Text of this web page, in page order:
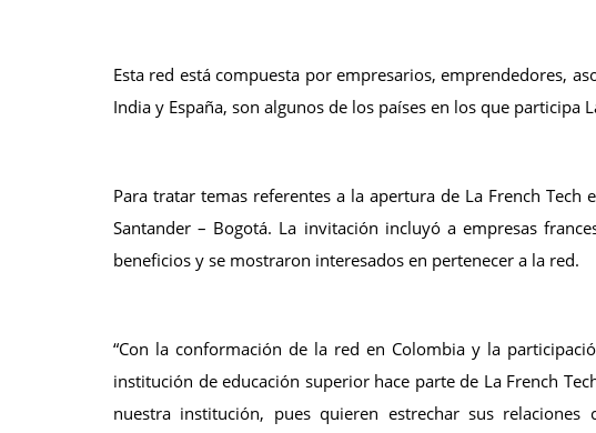
Esta red está compuesta por empresarios, emprendedores,
India y España, son algunos de los países en los que participa
Para tratar temas referentes a la apertura de La French
Santander – Bogotá. La invitación incluyó a empresas
beneficios y se mostraron interesados en pertenecer a la red.
“Con la conformación de la red en Colombia y la
institución de educación superior hace parte de La French
nuestra institución, pues quieren estrechar sus